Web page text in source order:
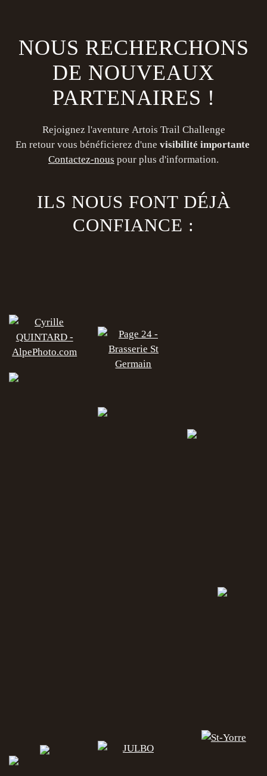
NOUS RECHERCHONS
DE NOUVEAUX
PARTENAIRES !
Rejoignez l'aventure Artois Trail Challenge
En retour vous bénéficierez d'une visibilité importante
Contactez-nous pour plus d'information.
ILS NOUS FONT DÉJÀ
CONFIANCE :